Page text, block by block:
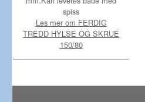
spiss
Les mer om FERDIG
TREDD HYLSE OG SKRUE
150/80